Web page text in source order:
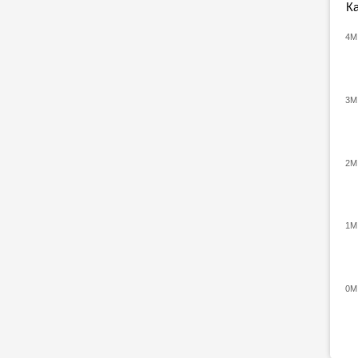
0M
1M
2M
3M
4M